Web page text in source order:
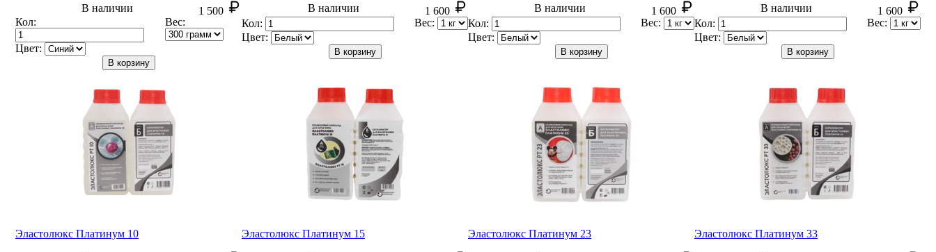
В наличии
1 500
Кол:
Вес:
Цвет:
В корзину
В наличии
1 600
Кол:
Вес:
Цвет:
В корзину
В наличии
1 600
Кол:
Вес:
Цвет:
В корзину
В наличии
1 600
Кол:
Вес:
Цвет:
В корзину
Эластолюкс Платинум 10 Эластолюкс Платинум 15 Эластолюкс Платинум 23 Эластолюкс Платинум 33